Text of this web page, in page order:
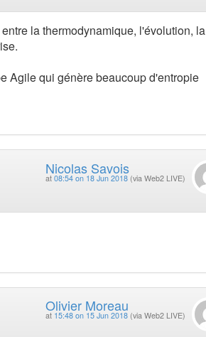
la thermodynamique, l'évolution, la
Agile qui génère beaucoup d'entropie
Nicolas Savois
at 08:54 on 18 Jun 2018 (via Web2 LIVE)
Olivier Moreau
at 15:48 on 15 Jun 2018 (via Web2 LIVE)